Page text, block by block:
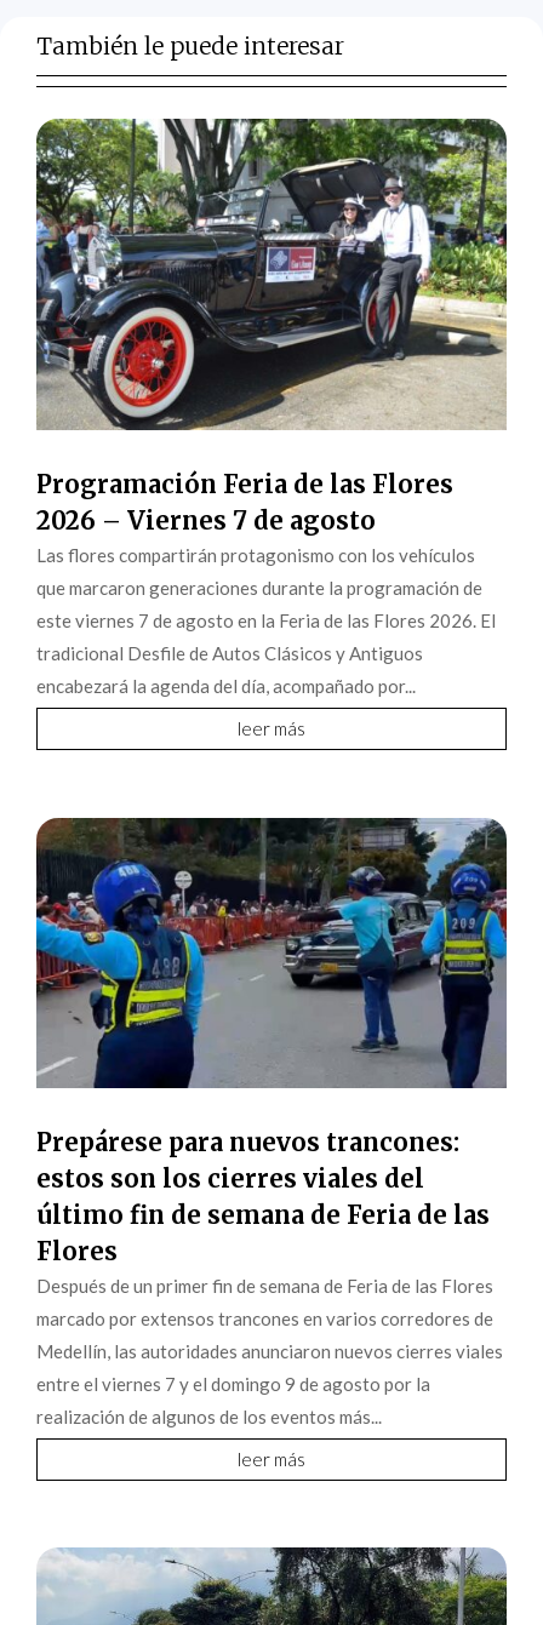
También le puede interesar
Programación Feria de las Flores
2026 – Viernes 7 de agosto
Las flores compartirán protagonismo con los vehículos
que marcaron generaciones durante la programación de
este viernes 7 de agosto en la Feria de las Flores 2026. El
tradicional Desfile de Autos Clásicos y Antiguos
encabezará la agenda del día, acompañado por...
leer más
Prepárese para nuevos trancones:
estos son los cierres viales del
último fin de semana de Feria de las
Flores
Después de un primer fin de semana de Feria de las Flores
marcado por extensos trancones en varios corredores de
Medellín, las autoridades anunciaron nuevos cierres viales
entre el viernes 7 y el domingo 9 de agosto por la
realización de algunos de los eventos más...
leer más